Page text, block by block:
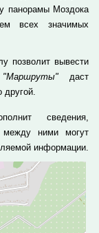
панорамы Моздока
всех значимых
позволит вывести
"Маршруты" даст
другой.
сведения,
между ними могут
информации.